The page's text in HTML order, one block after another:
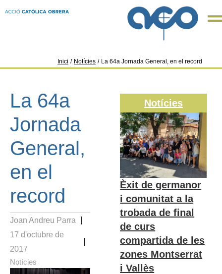
Inici / Notícies / La 64a Jornada General, en el record
La 64a
Jornada
General,
en el
record
Joan Andreu Parra
17 d'octubre de
2017
Notícies
Notícies
Èxit de germanor
i comunitat a la
trobada de final
de curs
compartida de les
zones Montserrat
i Vallès